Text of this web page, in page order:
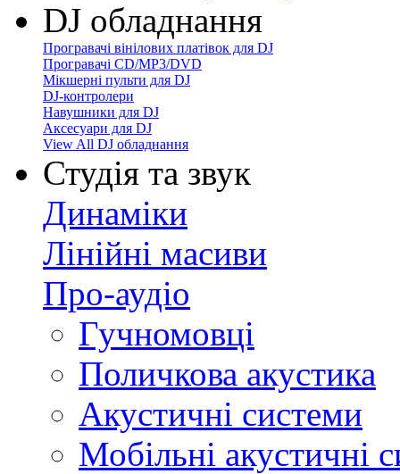
DJ обладнання
Програвачі вінілових платівок для DJ
Програвачі CD/MP3/DVD
Мікшерні пульти для DJ
DJ-контролери
Навушники для DJ
Аксесуари для DJ
View All DJ обладнання
Студія та звук
Динаміки
Лінійні масиви
Про-аудіо
Гучномовці
Поличкова акустика
Акустичні системи
Мобільні акустичні